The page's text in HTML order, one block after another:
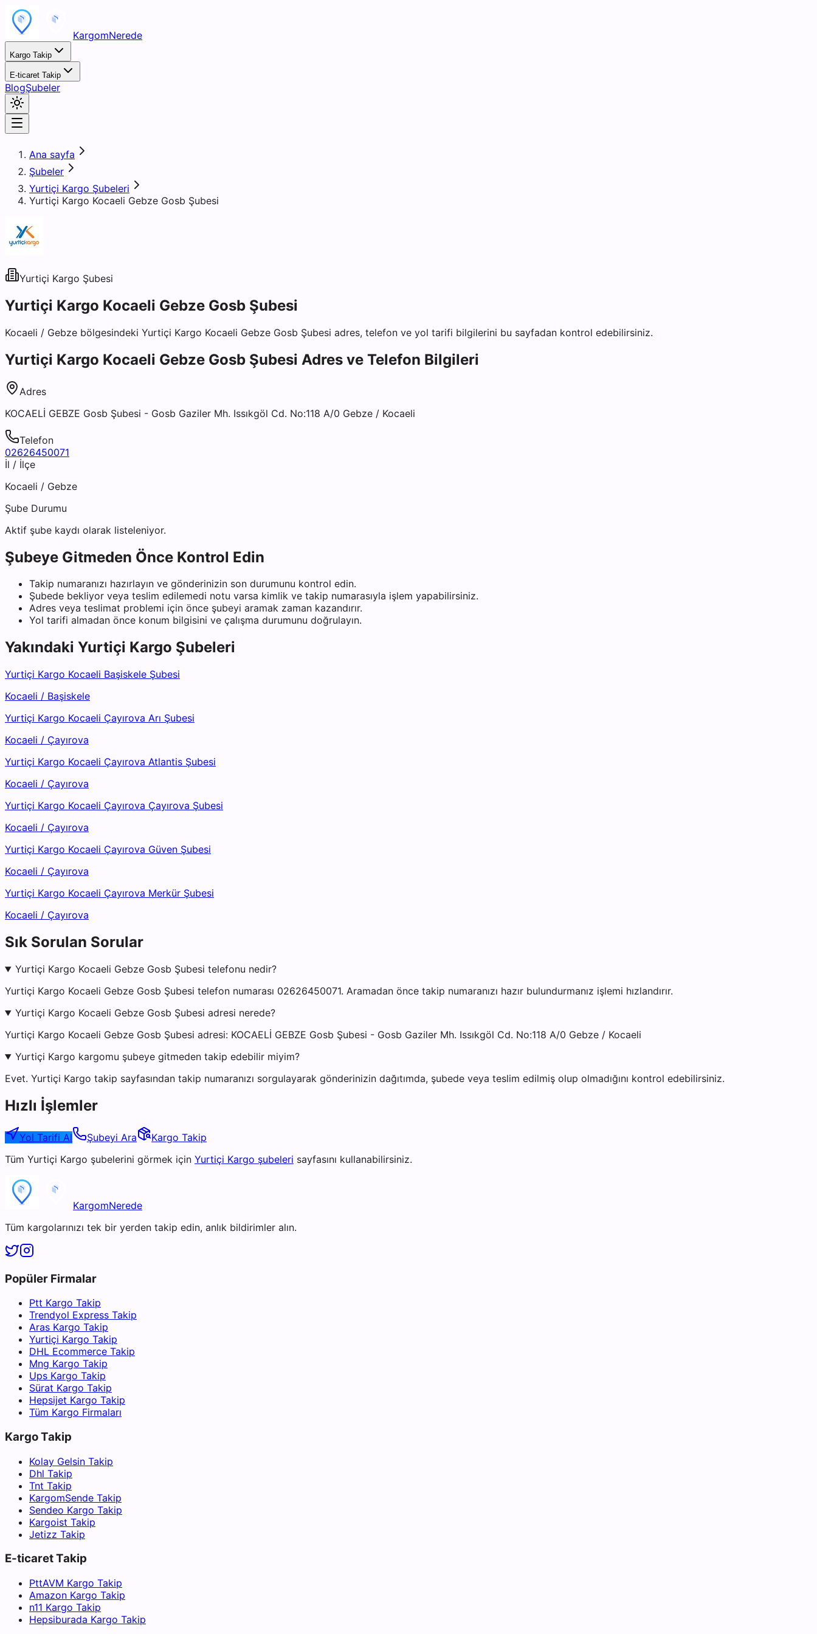
KargomNerede
Kargo Takip
E-ticaret Takip
BlogŞubeler
Ana sayfa
Şubeler
Yurtiçi Kargo Şubeleri
Yurtiçi Kargo Kocaeli Gebze Gosb Şubesi
Yurtiçi Kargo Şubesi
Yurtiçi Kargo Kocaeli Gebze Gosb Şubesi
Kocaeli / Gebze bölgesindeki Yurtiçi Kargo Kocaeli Gebze Gosb Şubesi adres, telefon ve yol tarifi bilgilerini bu sayfadan kontrol edebilirsiniz.
Yurtiçi Kargo Kocaeli Gebze Gosb Şubesi Adres ve Telefon Bilgileri
Adres
KOCAELİ GEBZE Gosb Şubesi - Gosb Gaziler Mh. Issıkgöl Cd. No:118 A/0 Gebze / Kocaeli
Telefon
02626450071
İl / İlçe
Kocaeli / Gebze
Şube Durumu
Aktif şube kaydı olarak listeleniyor.
Şubeye Gitmeden Önce Kontrol Edin
Takip numaranızı hazırlayın ve gönderinizin son durumunu kontrol edin.
Şubede bekliyor veya teslim edilemedi notu varsa kimlik ve takip numarasıyla işlem yapabilirsiniz.
Adres veya teslimat problemi için önce şubeyi aramak zaman kazandırır.
Yol tarifi almadan önce konum bilgisini ve çalışma durumunu doğrulayın.
Yakındaki Yurtiçi Kargo Şubeleri
Yurtiçi Kargo Kocaeli Başiskele Şubesi
Kocaeli / Başiskele
Yurtiçi Kargo Kocaeli Çayırova Arı Şubesi
Kocaeli / Çayırova
Yurtiçi Kargo Kocaeli Çayırova Atlantis Şubesi
Kocaeli / Çayırova
Yurtiçi Kargo Kocaeli Çayırova Çayırova Şubesi
Kocaeli / Çayırova
Yurtiçi Kargo Kocaeli Çayırova Güven Şubesi
Kocaeli / Çayırova
Yurtiçi Kargo Kocaeli Çayırova Merkür Şubesi
Kocaeli / Çayırova
Sık Sorulan Sorular
Yurtiçi Kargo Kocaeli Gebze Gosb Şubesi telefonu nedir?
Yurtiçi Kargo Kocaeli Gebze Gosb Şubesi telefon numarası 02626450071. Aramadan önce takip numaranızı hazır bulundurmanız işlemi hızlandırır.
Yurtiçi Kargo Kocaeli Gebze Gosb Şubesi adresi nerede?
Yurtiçi Kargo Kocaeli Gebze Gosb Şubesi adresi: KOCAELİ GEBZE Gosb Şubesi - Gosb Gaziler Mh. Issıkgöl Cd. No:118 A/0 Gebze / Kocaeli
Yurtiçi Kargo kargomu şubeye gitmeden takip edebilir miyim?
Evet. Yurtiçi Kargo takip sayfasından takip numaranızı sorgulayarak gönderinizin dağıtımda, şubede veya teslim edilmiş olup olmadığını kontrol edebilirsiniz.
Hızlı İşlemler
Yol Tarifi Al Şubeyi Ara
Kargo Takip
Tüm Yurtiçi Kargo şubelerini görmek için Yurtiçi Kargo şubeleri sayfasını kullanabilirsiniz.
KargomNerede
Tüm kargolarınızı tek bir yerden takip edin, anlık bildirimler alın.
Popüler Firmalar
Ptt Kargo Takip
Trendyol Express Takip
Aras Kargo Takip
Yurtiçi Kargo Takip
DHL Ecommerce Takip
Mng Kargo Takip
Ups Kargo Takip
Sürat Kargo Takip
Hepsijet Kargo Takip
Tüm Kargo Firmaları
Kargo Takip
Kolay Gelsin Takip
Dhl Takip
Tnt Takip
KargomSende Takip
Sendeo Kargo Takip
Kargoist Takip
Jetizz Takip
E-ticaret Takip
PttAVM Kargo Takip
Amazon Kargo Takip
n11 Kargo Takip
Hepsiburada Kargo Takip